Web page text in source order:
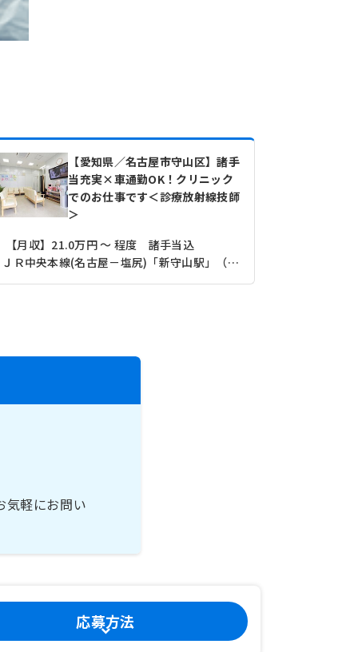
【愛知県／名古屋市守山区】諸手
当充実×車通勤OK！クリニック
でのお仕事です＜診療放射線技師
＞
【月収】21.0万円 ～ 程度 諸手当込
ＪＲ中央本線(名古屋－塩尻)「新守山駅」（徒歩12分）
気軽にお問い
応募方法